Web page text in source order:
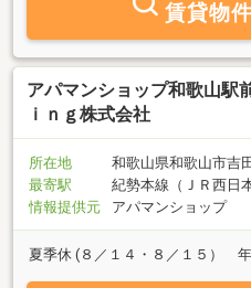
賃貸物
アパマンショップ和歌山
ｉｎｇ株式会社
所在地
和歌山県和歌山市吉
最寄駅
紀勢本線（ＪＲ西日
情報提供元
アパマンショップ
夏季休 (８／１４・８／１５）